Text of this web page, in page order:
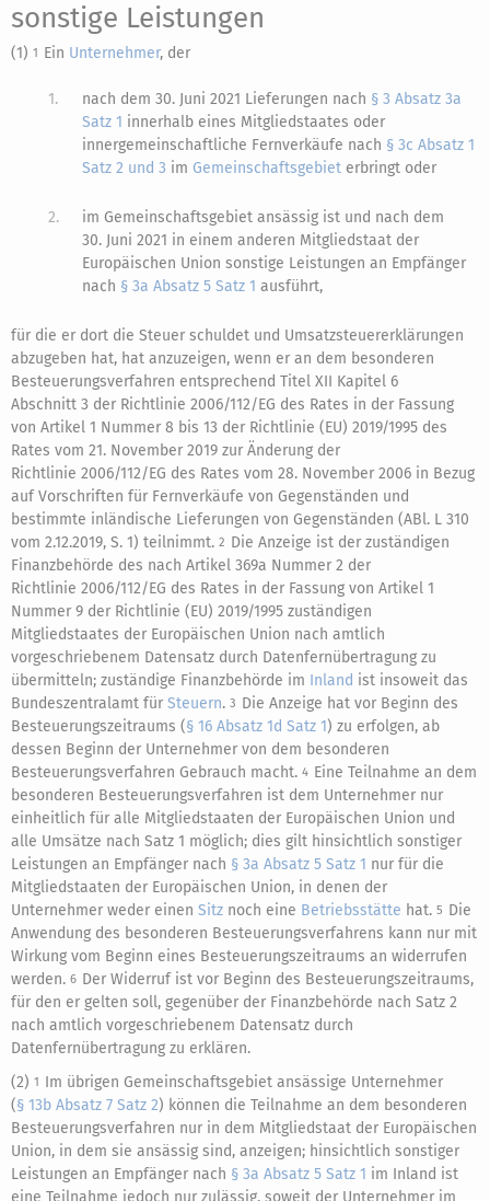
sonstige Leistungen
(1) 1 Ein Unternehmer, der
1. nach dem 30. Juni 2021 Lieferungen nach § 3 Absatz 3a
Satz 1 innerhalb eines Mitgliedstaates oder
innergemeinschaftliche Fernverkäufe nach § 3c Absatz 1
Satz 2 und 3 imGemeinschaftsgebiet erbringt oder
2.
im Gemeinschaftsgebiet ansässig ist und nach dem
30. Juni 2021 in einem anderen Mitgliedstaat der
Europäischen Union sonstige Leistungen an Empfänger
nach § 3a Absatz 5 Satz 1 ausführt,
für die er dort die Steuer schuldet und Umsatzsteuererklärungen
abzugeben hat, hat anzuzeigen, wenn er an dem besonderen
Besteuerungsverfahren entsprechend Titel XII Kapitel 6
Abschnitt 3 der Richtlinie 2006/112/EG des Rates in der Fassung
von Artikel 1 Nummer 8 bis 13 der Richtlinie (EU) 2019/1995 des
Rates vom 21. November 2019 zur Änderung der
Richtlinie 2006/112/EG des Rates vom 28. November 2006 in Bezug
auf Vorschriften für Fernverkäufe von Gegenständen und
bestimmte inländische Lieferungen von Gegenständen (ABl. L 310
vom 2.12.2019, S. 1) teilnimmt. 2 Die Anzeige ist der zuständigen
Finanzbehörde des nach Artikel 369a Nummer 2 der
Richtlinie 2006/112/EG des Rates in der Fassung von Artikel 1
Nummer 9 der Richtlinie (EU) 2019/1995 zuständigen
Mitgliedstaates der Europäischen Union nach amtlich
vorgeschriebenem Datensatz durch Datenfernübertragung zu
übermitteln; zuständige Finanzbehörde im Inland ist insoweit das
Bundeszentralamt für Steuern. 3 Die Anzeige hat vor Beginn des
Besteuerungszeitraums (§ 16 Absatz 1d Satz 1) zu erfolgen, ab
dessen Beginn der Unternehmer von dem besonderen
Besteuerungsverfahren Gebrauch macht. 4 Eine Teilnahme an dem
besonderen Besteuerungsverfahren ist dem Unternehmer nur
einheitlich für alle Mitgliedstaaten der Europäischen Union und
alle Umsätze nach Satz 1 möglich; dies gilt hinsichtlich sonstiger
Leistungen an Empfänger nach § 3a Absatz 5 Satz 1 nur für die
Mitgliedstaaten der Europäischen Union, in denen der
Unternehmer weder einen Sitz noch eine Betriebsstätte hat. 5 Die
Anwendung des besonderen Besteuerungsverfahrens kann nur mit
Wirkung vom Beginn eines Besteuerungszeitraums an widerrufen
werden. 6 Der Widerruf ist vor Beginn des Besteuerungszeitraums,
für den er gelten soll, gegenüber der Finanzbehörde nach Satz 2
nach amtlich vorgeschriebenem Datensatz durch
Datenfernübertragung zu erklären.
(2) 1
Im übrigen Gemeinschaftsgebiet ansässige Unternehmer
(§ 13b Absatz 7 Satz 2) können die Teilnahme an dem besonderen
Besteuerungsverfahren nur in dem Mitgliedstaat der Europäischen
Union, in dem sie ansässig sind, anzeigen; hinsichtlich sonstiger
Leistungen an Empfänger nach § 3a Absatz 5 Satz 1 im Inland ist